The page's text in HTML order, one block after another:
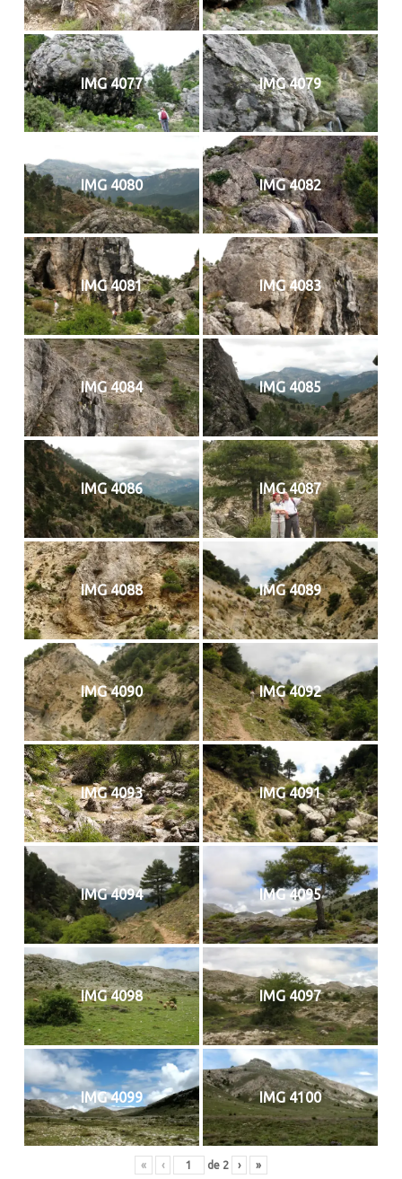
IMG 4077 IMG 4079
IMG 4080 IMG 4082
IMG 4081 IMG 4083
IMG 4084 IMG 4085
IMG 4086 IMG 4087
IMG 4088 IMG 4089
IMG 4090 IMG 4092
IMG 4093 IMG 4091
IMG 4094 IMG 4095
IMG 4098 IMG 4097
IMG 4099 IMG 4100
« ‹ de 2 › »